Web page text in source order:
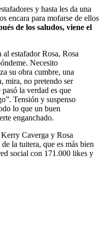
y hasta les da una
encara para mofarse de ellos
de los saludos, viene el
estafador Rosa, Rosa
Necesito
su obra cumbre, una
mira, no pretendo ser
la verdad es que
Tensión y suspenso
lo que un buen
enganchado.
Caverga y Rosa
la tuitera, que es más bien
social con 171.000 likes y